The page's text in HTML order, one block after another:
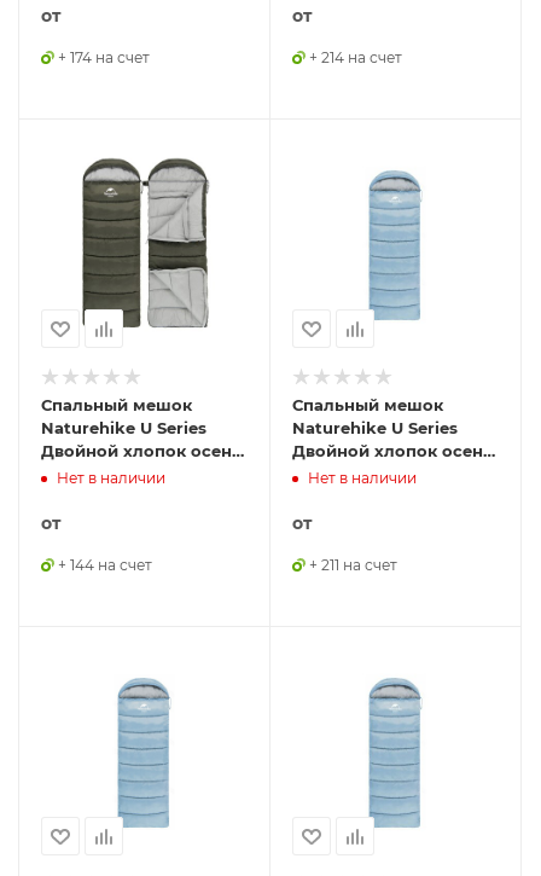
6927595767207
от
+ 174 на счет
6927595764305
от
+ 214 на счет
Спальный мешок
Naturehike U Series
Двойной хлопок осень-
зима зелёный U150,
6927595764398
Нет в наличии
от
+ 144 на счет
Спальный мешок
Naturehike U Series
Двойной хлопок осень-
зима голубой U350S,
6927595774946
Нет в наличии
от
+ 211 на счет